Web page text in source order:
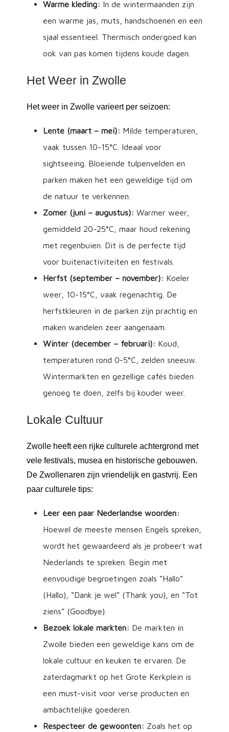
Warme kleding: In de wintermaanden zijn
een warme jas, muts, handschoenen en een
sjaal essentieel. Thermisch ondergoed kan
ook van pas komen tijdens koude dagen.
Het Weer in Zwolle
Het weer in Zwolle varieert per seizoen:
Lente (maart – mei): Milde temperaturen,
vaak tussen 10-15°C. Ideaal voor
sightseeing. Bloeiende tulpenvelden en
parken maken het een geweldige tijd om
de natuur te verkennen.
Zomer (juni – augustus): Warmer weer,
gemiddeld 20-25°C, maar houd rekening
met regenbuien. Dit is de perfecte tijd
voor buitenactiviteiten en festivals.
Herfst (september – november): Koeler
weer, 10-15°C, vaak regenachtig. De
herfstkleuren in de parken zijn prachtig en
maken wandelen zeer aangenaam.
Winter (december – februari): Koud,
temperaturen rond 0-5°C, zelden sneeuw.
Wintermarkten en gezellige cafés bieden
genoeg te doen, zelfs bij kouder weer.
Lokale Cultuur
Zwolle heeft een rijke culturele achtergrond met
vele festivals, musea en historische gebouwen.
De Zwollenaren zijn vriendelijk en gastvrij. Een
paar culturele tips:
Leer een paar Nederlandse woorden:
Hoewel de meeste mensen Engels spreken,
wordt het gewaardeerd als je probeert wat
Nederlands te spreken. Begin met
eenvoudige begroetingen zoals “Hallo”
(Hallo), “Dank je wel” (Thank you), en “Tot
ziens” (Goodbye).
Bezoek lokale markten: De markten in
Zwolle bieden een geweldige kans om de
lokale cultuur en keuken te ervaren. De
zaterdagmarkt op het Grote Kerkplein is
een must-visit voor verse producten en
ambachtelijke goederen.
Respecteer de gewoonten: Zoals het op